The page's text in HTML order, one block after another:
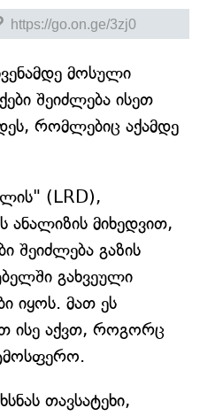
მოსული
შეიძლება ისეთ
რომლებიც აქამდე
(LRD),
ანალიზის მიხედვით,
შეიძლება გაზის
გახვეული
იყოს. მათ ეს
ისე აქვთ, როგორც
თავსატეხი,